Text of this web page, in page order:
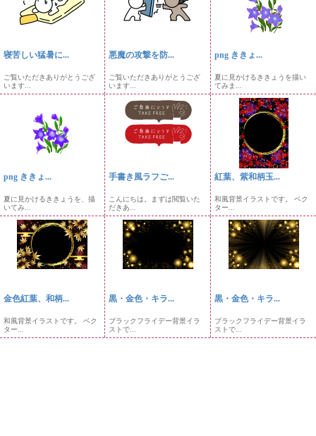
寝苦しい猛暑に...
ご覧いただきありがとうござ
います...
悪魔の攻撃を防...
ご覧いただきありがとうござ
います...
png ききょ...
夏に見かけるききょうを描い
てみま...
png ききょ...
夏に見かけるききょうを、描
いてみ...
手書き風ラフご...
こんにちは。まずは閲覧いた
だきあ...
紅葉、紫和柄玉...
和風背景イラストです。 ベク
ター...
金色紅葉、和柄...
和風背景イラストです。 ベク
ター...
黒・金色・キラ...
ブラックフライデー背景イラ
ストで...
黒・金色・キラ...
ブラックフライデー背景イラ
ストで...